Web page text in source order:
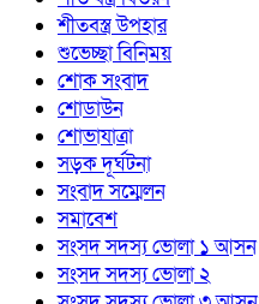
শীতবস্ত্র উপহার
শুভেচ্ছা বিনিময়
শোক সংবাদ
শোডাউন
শোভাযাত্রা
সড়ক দূর্ঘটনা
সংবাদ সম্মেলন
সমাবেশ
সংসদ সদস্য ভোলা ১ আসন
সংসদ সদস্য ভোলা ২